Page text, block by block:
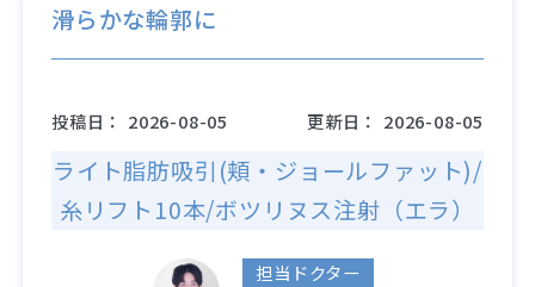
滑らかな輪郭に
投稿日： 2026-08-05 更新日： 2026-08-05
ライト脂肪吸引(頬・ジョールファット)/
糸リフト10本/ボツリヌス注射（エラ）
担当ドクター